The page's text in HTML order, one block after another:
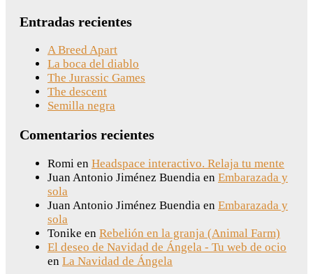
Entradas recientes
A Breed Apart
La boca del diablo
The Jurassic Games
The descent
Semilla negra
Comentarios recientes
Romi en Headspace interactivo. Relaja tu mente
Juan Antonio Jiménez Buendia en Embarazada y
sola
Juan Antonio Jiménez Buendia en Embarazada y
sola
Tonike en Rebelión en la granja (Animal Farm)
El deseo de Navidad de Ángela - Tu web de ocio
en La Navidad de Ángela